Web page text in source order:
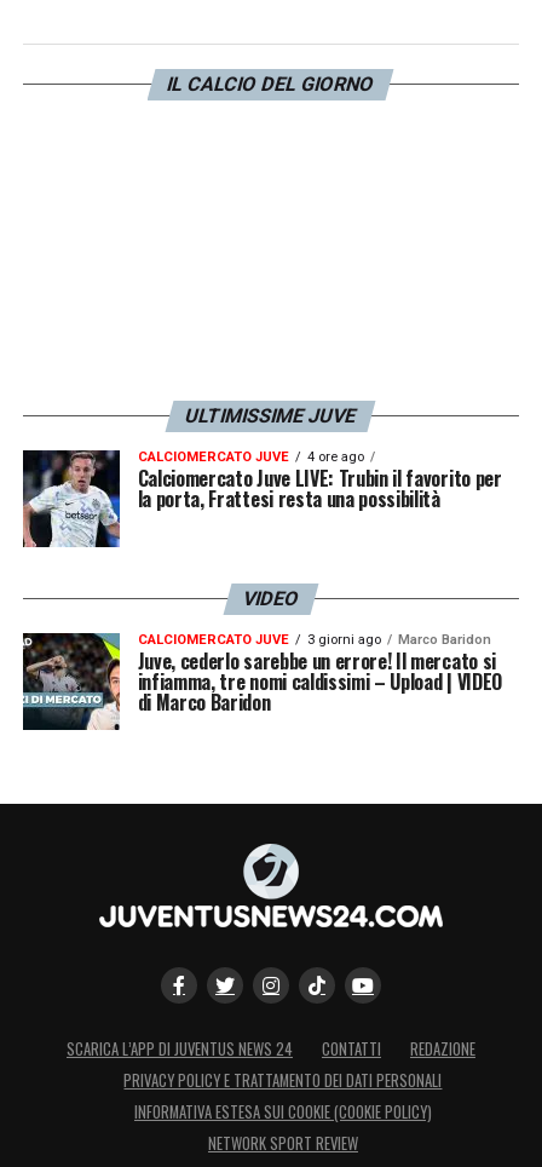
LA PLAYLIST DELLE NOSTRE TOP NEWS
IL CALCIO DEL GIORNO
ULTIMISSIME JUVE
CALCIOMERCATO JUVE 4 ore ago
Calciomercato Juve LIVE: Trubin il favorito per
la porta, Frattesi resta una possibilità
VIDEO
CALCIOMERCATO JUVE 3 giorni ago Marco Baridon
Juve, cederlo sarebbe un errore! Il mercato si
infiamma, tre nomi caldissimi – Upload | VIDEO
di Marco Baridon
SCARICA L’APP DI JUVENTUS NEWS 24 CONTATTI
REDAZIONE
PRIVACY POLICY E TRATTAMENTO DEI DATI PERSONALI
INFORMATIVA ESTESA SUI COOKIE (COOKIE POLICY)
NETWORK SPORT REVIEW